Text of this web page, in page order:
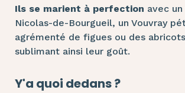
Ils se marient à perfection avec
Nicolas-de-Bourgueil, un Vouvray
agrémenté de figues ou des
sublimant ainsi leur goût.
Y'a quoi dedans ?